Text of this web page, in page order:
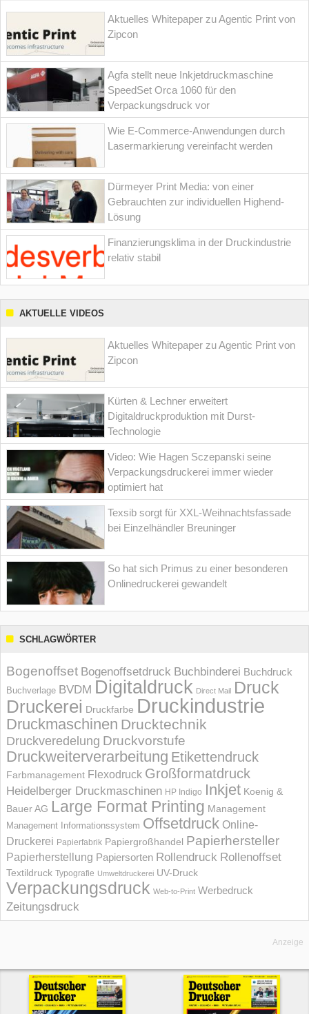
Aktuelles Whitepaper zu Agentic Print von
Zipcon
Agfa stellt neue Inkjetdruckmaschine
SpeedSet Orca 1060 für den
Verpackungsdruck vor
Wie E-Commerce-Anwendungen durch
Lasermarkierung vereinfacht werden
Dürmeyer Print Media: von einer
Gebrauchten zur individuellen Highend-
Lösung
Finanzierungsklima in der Druckindustrie
relativ stabil
AKTUELLE VIDEOS
Aktuelles Whitepaper zu Agentic Print von
Zipcon
Kürten & Lechner erweitert
Digitaldruckproduktion mit Durst-
Technologie
Video: Wie Hagen Sczepanski seine
Verpackungsdruckerei immer wieder
optimiert hat
Texsib sorgt für XXL-Weihnachtsfassade
bei Einzelhändler Breuninger
So hat sich Primus zu einer besonderen
Onlinedruckerei gewandelt
SCHLAGWÖRTER
Bogenoffset Bogenoffsetdruck Buchbinderei Buchdruck
Buchverlage BVDM Digitaldruck Direct Mail Druck
Druckerei Druckfarbe Druckindustrie
Druckmaschinen Drucktechnik
Druckveredelung Druckvorstufe
Druckweiterverarbeitung Etikettendruck
Farbmanagement Flexodruck Großformatdruck
Heidelberger Druckmaschinen HP Indigo Inkjet Koenig &
Bauer AG Large Format Printing Management
Management Informations­system Offsetdruck Online-
Druckerei Papierfabrik Papiergroßhandel Papierhersteller
Papierherstellung Papiersorten Rollendruck Rollenoffset
Textildruck Typografie Umweltdruckerei UV-Druck
Verpackungsdruck Web-to-Print Werbedruck
Zeitungsdruck
Anzeige